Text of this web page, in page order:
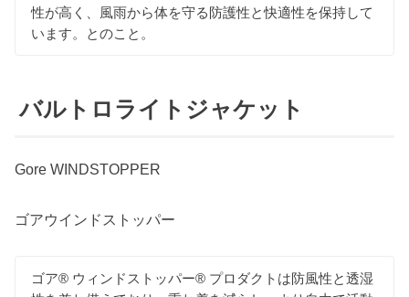
性が高く、風雨から体を守る防護性と快適性を保持して
います。とのこと。
バルトロライトジャケット
Gore WINDSTOPPER
ゴアウインドストッパー
ゴア® ウィンドストッパー® プロダクトは防風性と透湿